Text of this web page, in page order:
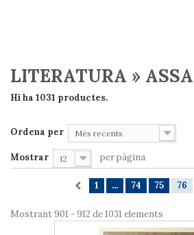
LITERATURA »
Hi ha 1031 productes.
Ordena per Més recents
Mostrar 12 per pàgina
1 ... 74 75 76
Mostrant 901 - 912 de 1031 elements